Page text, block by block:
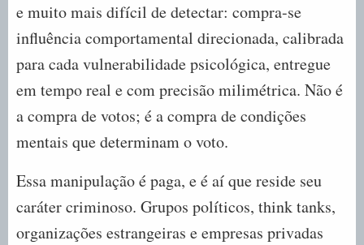
e muito mais difícil de detectar: compra-se
influência comportamental direcionada, calibrada
para cada vulnerabilidade psicológica, entregue
em tempo real e com precisão milimétrica. Não é
a compra de votos; é a compra de condições
mentais que determinam o voto.
Essa manipulação é paga, e é aí que reside seu
caráter criminoso. Grupos políticos, think tanks,
organizações estrangeiras e empresas privadas